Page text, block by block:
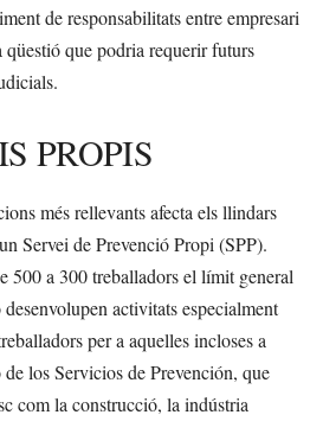
de responsabilitats entre empresari
que podria requerir futurs
PROPIS
més rellevants afecta els llindars
Servei de Prevenció Propi (SPP).
500 a 300 treballadors el límit general
activitats especialment
per a aquelles incloses a
los Servicios de Prevención, que
com la construcció, la indústria